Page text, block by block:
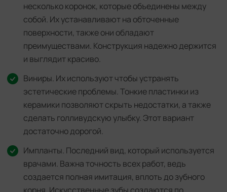
несколько коронок, которые объединены между
собой. Их устанавливают на обточенные
поверхности, также они обладают
преимуществами. Конструкция надежно держится
и выглядит красиво.
Виниры. Их используют чтобы устранять
эстетические проблемы. Тонкие пластинки из
керамики позволяют скрыть недостатки, а также
сделать голливудскую улыбку. Этот вариант
достаточно дорогой.
Импланты. Последний вид, который используется
врачами. Важна точность всех работ, ведь
создается полная имитация, вплоть до зубного